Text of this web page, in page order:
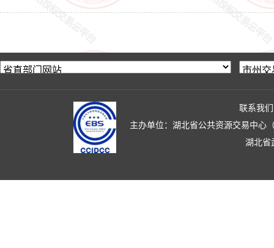
联系我们
主办单位：湖北省公共资源交易中心
湖北省